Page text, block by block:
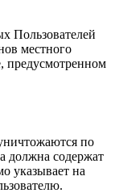
Пользователей
местного
предусмотренном
по
должна содержат
указывает на